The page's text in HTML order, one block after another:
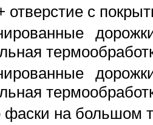
отверстие с
фаски на большом